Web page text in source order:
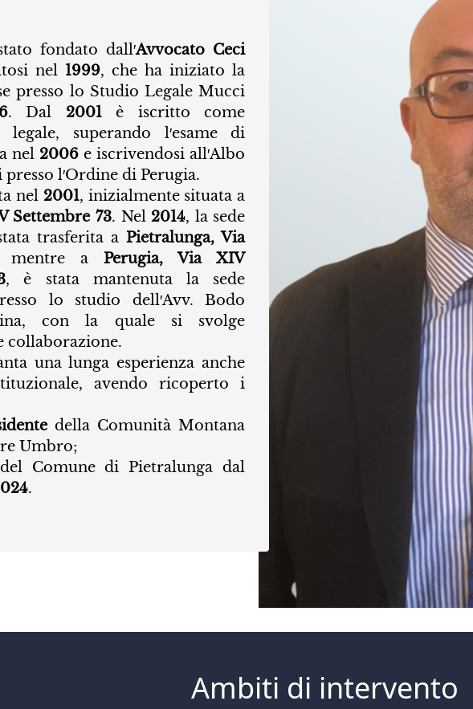
fondato dall′Avvocato Ceci
nel 1999, che ha iniziato la
presso lo Studio Legale Mucci
. Dal 2001è iscritto come
legale, superando l′esame di
nel 2006 e iscrivendosi all′Albo
l′Ordine di Perugia.
nel 2001, inizialmente situata a
Settembre 73. Nel 2014, la sede
trasferita aPietralunga, Via
mentre a Perugia, Via XIV
, è stata mantenuta la sede
lo studio dell′Avv. Bodo
con la quale si svolge
collaborazione.
una lunga esperienza anche
avendo ricoperto i
della Comunità Montana
Umbro;
Comune di Pietralunga dal
.
Ambiti di intervento